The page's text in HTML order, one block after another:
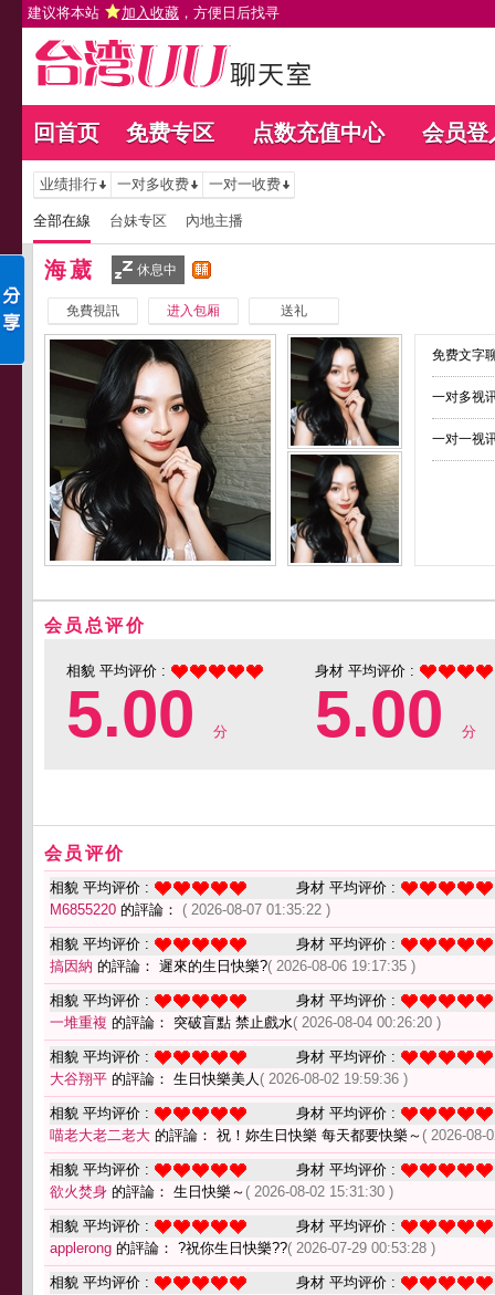
建议将本站 加入收藏 ，方便日后找寻
回首页 免费专区 点数充值中心 会员登
业绩排行 一对多收费 一对一收费
全部在線 台妹专区 內地主播
海葳 休息中
免費視訊 进入包厢 送礼
免费文字
一对多视
一对一视
会员总评价
相貌 平均评价 :
5.00 分
身材 平均评价 :
5.00 分
会员评价
相貌 平均评价 :
身材 平均评价 :
M6855220 的評論： ( 2026-08-07 01:35:22 )
相貌 平均评价 :
身材 平均评价 :
搞因納 的評論： 遲來的生日快樂?( 2026-08-06 19:17:35 )
相貌 平均评价 :
身材 平均评价 :
一堆重複 的評論： 突破盲點 禁止戲水( 2026-08-04 00:26:20 )
相貌 平均评价 :
身材 平均评价 :
大谷翔平 的評論： 生日快樂美人 ( 2026-08-02 19:59:36 )
相貌 平均评价 :
身材 平均评价 :
喵老大老二老大 的評論： 祝！妳生日快樂 每天都要快樂～ ( 2026-08-
相貌 平均评价 :
身材 平均评价 :
欲火焚身 的評論： 生日快樂～ ( 2026-08-02 15:31:30 )
相貌 平均评价 :
身材 平均评价 :
applerong 的評論： ?祝你生日快樂??( 2026-07-29 00:53:28 )
相貌 平均评价 :
身材 平均评价 :